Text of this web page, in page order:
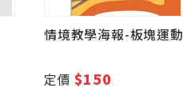
情境教學海報-板塊運動
定價$150